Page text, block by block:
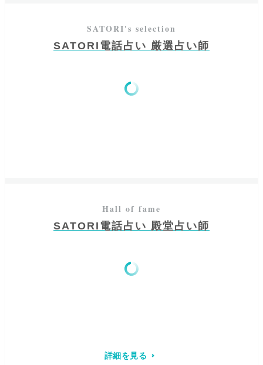
SATORI電話占い 厳選占い師
SATORI電話占い 殿堂占い師
詳細を見る